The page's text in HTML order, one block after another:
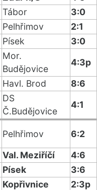
Tábor
3:0
Pelhřimov
2:1
Písek
3:0
Mor.
Budějovice
4:3p
Havl. Brod
8:6
DS
Č.Budějovice
4:1
Pelhřimov
6:2
Val. Meziříčí
4:6
Písek
3:6
Kopřivnice
2:3p